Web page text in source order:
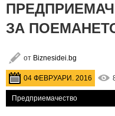
ЗА
от Biznesidei.bg
04 ФЕВРУАРИ. 2016
Предприемачество